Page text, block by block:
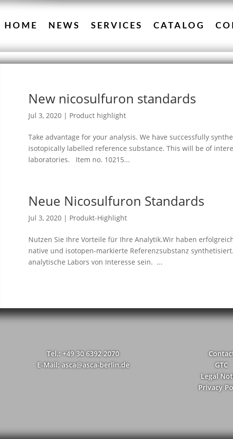
HOME NEWS SERVICES CATALOG
New nicosulfuron standards
Jul 3, 2020| Product highlight
Take advantage for your analysis. We have successfully
isotopically labelled reference substance. This will be of
laboratories. Item no. 10215...
Neue Nicosulfuron Standards
Jul 3, 2020| Produkt-Highlight
Nutzen Sie Ihre Vorteile für Ihre Analytik.Wir haben
native und isotopen-markierte Referenzsubstanz
analytische Labors von Interesse sein. ...
Tel.: +49 30 6392 2070
E-Mail: asca@asca-berlin.de
GTC
Legal
Privacy